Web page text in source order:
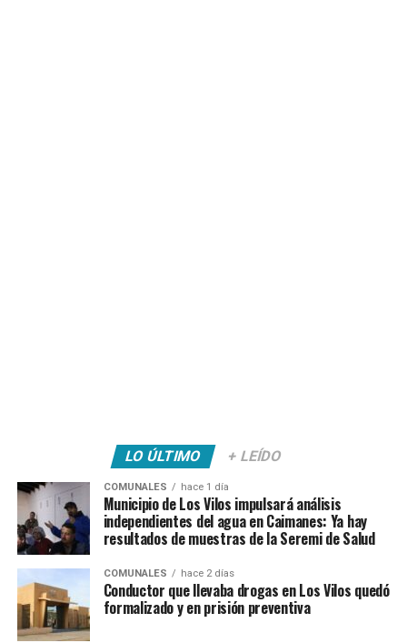
LO ÚLTIMO + LEÍDO
COMUNALES hace 1 día
Municipio de Los Vilos impulsará análisis
independientes del agua en Caimanes: Ya hay
resultados de muestras de la Seremi de Salud
COMUNALES hace 2 días
Conductor que llevaba drogas en Los Vilos quedó
formalizado y en prisión preventiva